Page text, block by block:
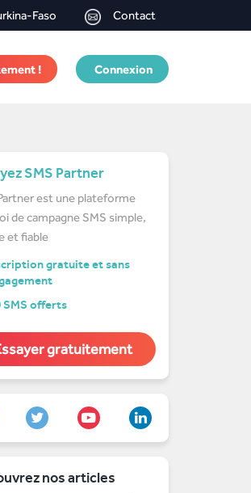
Faso Contact
! Connexion
SMS Partner
est une plateforme
de campagne SMS simple,
et fiable
gratuite et sans
SMS offerts
gratuitement
nos articles